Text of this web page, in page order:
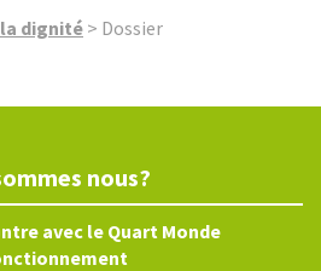
dignité > Dossier
nous?
avec le Quart Monde